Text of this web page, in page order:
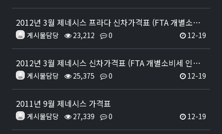
2012년 3월 제네시스 프라다 신차가격표 (FTA 개별소비세 인하 반영)
게시물담당 23,212 0 12-19
2012년 3월 제네시스 신차가격표 (FTA 개별소비세 인하분 반영)
게시물담당 25,375 0 12-19
2011년 9월 제네시스 가격표
게시물담당 27,339 0 12-19